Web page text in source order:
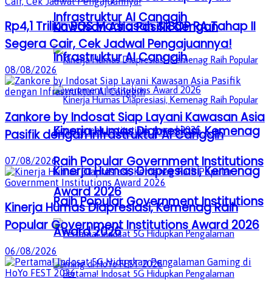
Infrastruktur AI Canggih
Kinerja Humas Diapresiasi, Kemenag
Raih Popular Government Institutions
Award 2026
Kawasan Asia Pasifik dengan
Infrastruktur AI Canggih
Kinerja Humas Diapresiasi, Kemenag
Raih Popular Government Institutions
Award 2026
Rp4,1 Triliun BOS Madrasah & BOP RA Tahap II
Segera Cair, Cek Jadwal Pengajuannya!
08/08/2026
Zankore by Indosat Siap Layani Kawasan Asia
Pasifik dengan Infrastruktur AI Canggih
07/08/2026
Kinerja Humas Diapresiasi, Kemenag Raih
Popular Government Institutions Award 2026
06/08/2026